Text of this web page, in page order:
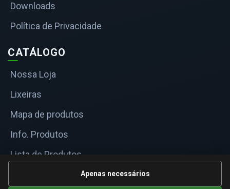
Downloads
Política de Privacidade
CATÁLOGO
Nossa Loja
Lixeiras
Mapa de produtos
Info. Produtos
Lista de Produtos
Informações TécnicasApenas necessários